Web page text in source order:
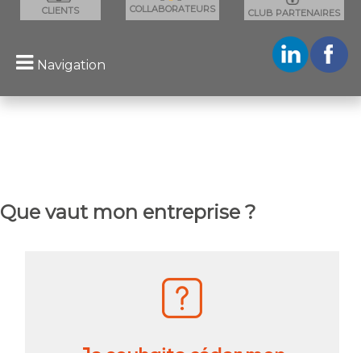
CLIENTS COLLABORATEURS CLUB PARTENAIRES
Navigation
Que vaut mon entreprise ?